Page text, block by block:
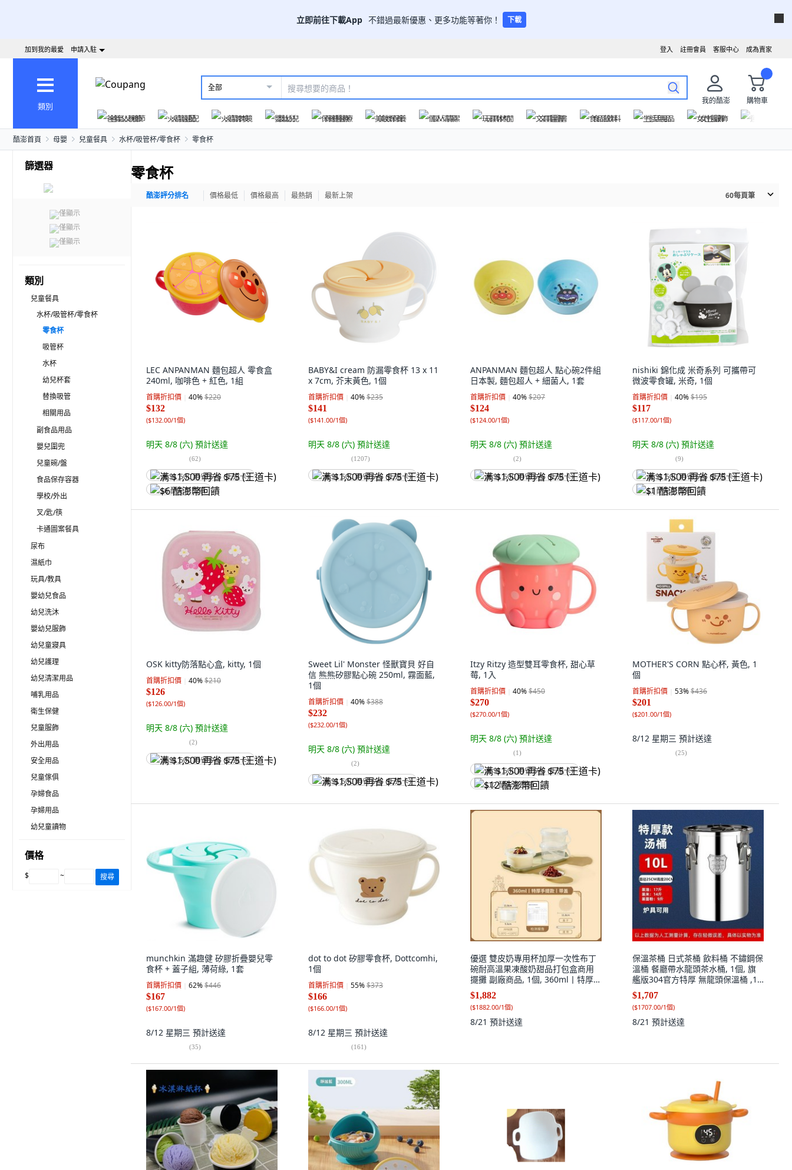
立即前往下載App 不錯過最新優惠、更多功能等著你！ 下載
成為賣家
客服中心
註冊會員
登入
加到我的最愛 申請入駐
類別
全部
我的酷澎
購物車
爸氣父親節
火箭速配 火箭跨境 嬰幼兒 保健醫療 美妝保養 個人清潔 玩具休閒 文具圖書 食品飲料 生活用品 女性服飾
酷澎首頁 母嬰 兒童餐具 水杯/吸管杯/零食杯 零食杯
篩選器
僅顯示
僅顯示
僅顯示
類別
兒童餐具
水杯/吸管杯/零食杯
零食杯
吸管杯
水杯
幼兒杯套
替換吸管
相關用品
副食品用品
嬰兒圍兜
兒童碗/盤
食品保存容器
學校/外出
叉/匙/筷
卡通圖案餐具
尿布
濕紙巾
玩具/教具
嬰幼兒食品
幼兒洗沐
嬰幼兒服飾
幼兒童寢具
幼兒護理
幼兒清潔用品
哺乳用品
衛生保健
兒童服飾
外出用品
安全用品
兒童傢俱
孕婦食品
孕婦用品
幼兒童讀物
價格
$ ~ 搜尋
零食杯
酷澎評分排名 價格最低 價格最高 最熱銷 最新上架 60每頁筆
LEC ANPANMAN 麵包超人 零食盒
240ml, 咖啡色 + 紅色, 1組
首購折扣價 40%$220
$132
($132.00/1個)
明天 8/8 (六) 預計送達
(62)
满 $1,500 再省 $75 (王道卡)
$6 酷澎幣回饋
BABY&I cream 防漏零食杯 13 x 11
x 7cm, 芥末黃色, 1個
首購折扣價 40%$235
$141
($141.00/1個)
明天 8/8 (六) 預計送達
(1207)
满 $1,500 再省 $75 (王道卡)
ANPANMAN 麵包超人 點心碗2件組
日本製, 麵包超人 + 細菌人, 1套
首購折扣價 40%$207
$124
($124.00/1個)
明天 8/8 (六) 預計送達
(2)
满 $1,500 再省 $75 (王道卡)
nishiki 錦化成 米奇系列 可攜帶可
微波零食罐, 米奇, 1個
首購折扣價 40%$195
$117
($117.00/1個)
明天 8/8 (六) 預計送達
(9)
满 $1,500 再省 $75 (王道卡)
$1 酷澎幣回饋
OSK kitty防落點心盒, kitty, 1個
首購折扣價 40%$210
$126
($126.00/1個)
明天 8/8 (六) 預計送達
(2)
满 $1,500 再省 $75 (王道卡)
Sweet Lil' Monster 怪獸寶貝 好自
信 熊熊矽膠點心碗 250ml, 霧面藍,
1個
首購折扣價 40%$388
$232
($232.00/1個)
明天 8/8 (六) 預計送達
(2)
满 $1,500 再省 $75 (王道卡)
Itzy Ritzy 造型雙耳零食杯, 甜心草
莓, 1入
首購折扣價 40%$450
$270
($270.00/1個)
明天 8/8 (六) 預計送達
(1)
满 $1,500 再省 $75 (王道卡)
$12 酷澎幣回饋
MOTHER'S CORN 點心杯, 黃色, 1
個
首購折扣價 53%$436
$201
($201.00/1個)
8/12 星期三 預計送達
(25)
munchkin 滿趣健 矽膠折疊嬰兒零
食杯 + 蓋子組, 薄荷綠, 1套
首購折扣價 62%$446
$167
($167.00/1個)
8/12 星期三 預計送達
(35)
dot to dot 矽膠零食杯, Dottcomhi,
1個
首購折扣價 55%$373
$166
($166.00/1個)
8/12 星期三 預計送達
(161)
優選 雙皮奶專用杯加厚一次性布丁
碗耐高溫果凍酸奶甜品打包盒商用
擺攤 副廠商品, 1個, 360ml丨特厚手
提款丨帶蓋,100套
$1,882
($1882.00/1個)
8/21 預計送達
保溫茶桶 日式茶桶 飲料桶 不鏽鋼保
溫桶 餐廳帶水龍頭茶水桶, 1個, 旗
艦版304官方特厚 無龍頭保溫桶 ,10
升約裝12斤水 保溫效果一般
$1,707
($1707.00/1個)
8/21 預計送達